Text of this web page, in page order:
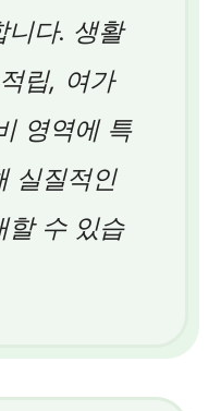
니다. 생활
립, 여가
영역에 특
실질적인
할 수 있습